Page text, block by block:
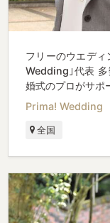
フリーのウエデ
Wedding｣代表 多
婚式のプロがサポ
Prima! Wedding
全国